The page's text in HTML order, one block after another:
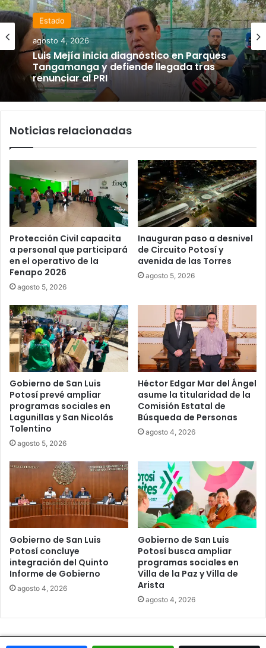
Estado
agosto 4, 2026
Luis Mejía inicia diagnóstico en Parques
Tangamanga y defiende llegada tras
renunciar al PRI
Noticias relacionadas
Protección Civil capacita
a personal que participará
en el operativo de la
Fenapo 2026
agosto 5, 2026
Inauguran paso a desnivel
de Circuito Potosí y
avenida de las Torres
agosto 5, 2026
Gobierno de San Luis
Potosí prevé ampliar
programas sociales en
Lagunillas y San Nicolás
Tolentino
agosto 5, 2026
Héctor Edgar Mar del Ángel
asume la titularidad de la
Comisión Estatal de
Búsqueda de Personas
agosto 4, 2026
Gobierno de San Luis
Potosí concluye
integración del Quinto
Informe de Gobierno
agosto 4, 2026
Gobierno de San Luis
Potosí busca ampliar
programas sociales en
Villa de la Paz y Villa de
Arista
agosto 4, 2026